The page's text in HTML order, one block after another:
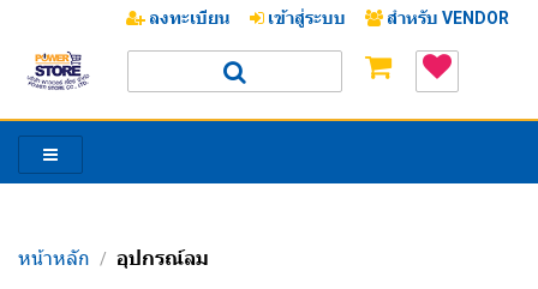
ลงทะเบียน เข้าสู่ระบบ สำหรับ VENDOR
หน้าหลัก / อุปกรณ์ลม